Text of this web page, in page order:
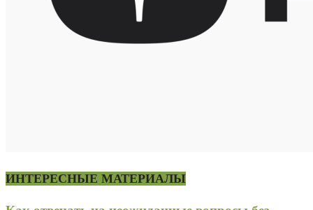
ИНТЕРЕСНЫЕ МАТЕРИАЛЫ